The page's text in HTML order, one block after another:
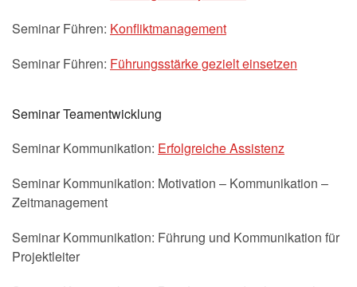
Seminar Führen: Konfliktmanagement
Seminar Führen: Führungsstärke gezielt einsetzen
Seminar Teamentwicklung
Seminar Kommunikation: Erfolgreiche Assistenz
Seminar Kommunikation: Motivation – Kommunikation –
Zeitmanagement
Seminar Kommunikation: Führung und Kommunikation für
Projektleiter